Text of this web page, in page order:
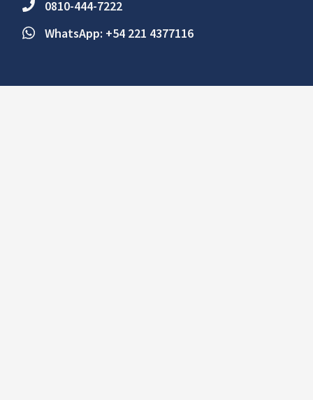
0810-444-7222
WhatsApp: +54 221 4377116